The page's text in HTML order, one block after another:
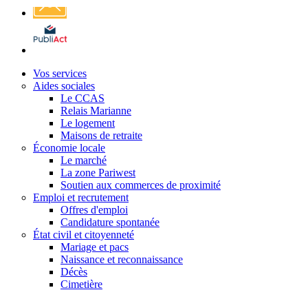
Affichage
légal
Vos services
Aides sociales
Le CCAS
Relais Marianne
Le logement
Maisons de retraite
Économie locale
Le marché
La zone Pariwest
Soutien aux commerces de proximité
Emploi et recrutement
Offres d'emploi
Candidature spontanée
État civil et citoyenneté
Mariage et pacs
Naissance et reconnaissance
Décès
Cimetière